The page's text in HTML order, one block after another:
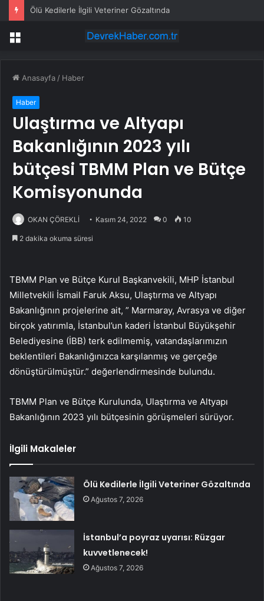
Ölü Kedilerle İlgili Veteriner Gözaltında
Menü
Anasayfa / Haber
Haber
Ulaştırma ve Altyapı
Bakanlığının 2023 yılı
bütçesi TBMM Plan ve Bütçe
Komisyonunda
OKAN ÇÖREKLİ Kasım 24, 2022 0 10
2 dakika okuma süresi
TBMM Plan ve Bütçe Kurul Başkanvekili, MHP İstanbul
Milletvekili İsmail Faruk Aksu, Ulaştırma ve Altyapı
Bakanlığının projelerine ait, ” Marmaray, Avrasya ve diğer
birçok yatırımla, İstanbul’un kaderi İstanbul Büyükşehir
Belediyesine (İBB) terk edilmemiş, vatandaşlarımızın
beklentileri Bakanlığınızca karşılanmış ve gerçeğe
dönüştürülmüştür.” değerlendirmesinde bulundu.
TBMM Plan ve Bütçe Kurulunda, Ulaştırma ve Altyapı
Bakanlığının 2023 yılı bütçesinin görüşmeleri sürüyor.
İlgili Makaleler
Ölü Kedilerle İlgili Veteriner Gözaltında
Ağustos 7, 2026
İstanbul’a poyraz uyarısı: Rüzgar
kuvvetlenecek!
Ağustos 7, 2026